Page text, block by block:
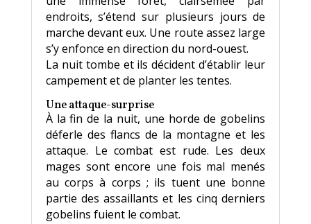
endroits, s’étend sur plusieurs jours de
marche devant eux. Une route assez large
s’y enfonce en direction du nord-ouest.
La nuit tombe et ils décident d’établir leur
campement et de planter les tentes.
Une attaque-surprise
À la fin de la nuit, une horde de gobelins
déferle des flancs de la montagne et les
attaque. Le combat est rude. Les deux
mages sont encore une fois mal menés
au corps à corps ; ils tuent une bonne
partie des assaillants et les cinq derniers
gobelins fuient le combat.